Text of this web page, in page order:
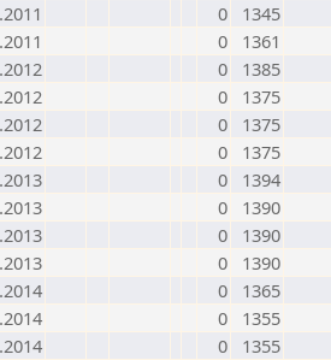
0
1345
0
1361
0
1385
0
1375
0
1375
0
1375
0
1394
0
1390
0
1390
0
1390
0
1365
0
1355
0
1355